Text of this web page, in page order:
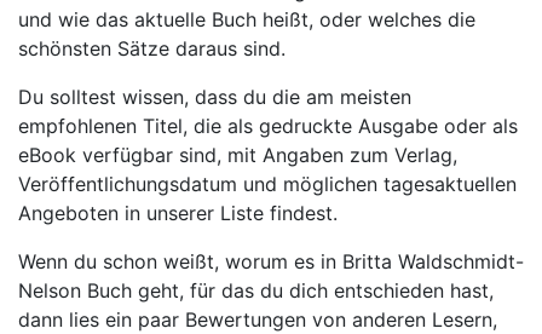
und wie das aktuelle Buch heißt, oder welches die
schönsten Sätze daraus sind.
Du solltest wissen, dass du die am meisten
empfohlenen Titel, die als gedruckte Ausgabe oder als
eBook verfügbar sind, mit Angaben zum Verlag,
Veröffentlichungsdatum und möglichen tagesaktuellen
Angeboten in unserer Liste findest.
Wenn du schon weißt, worum es in Britta Waldschmidt-
Nelson Buch geht, für das du dich entschieden hast,
dann lies ein paar Bewertungen von anderen Lesern,